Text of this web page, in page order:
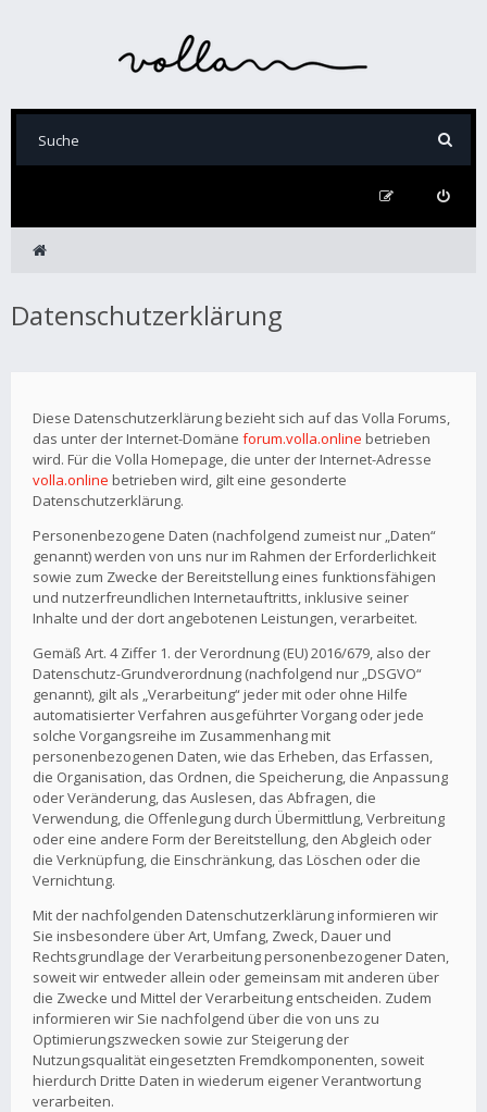
Datenschutzerklärung
Diese Datenschutzerklärung bezieht sich auf das Volla Forums,
das unter der Internet-Domäne forum.volla.online betrieben
wird. Für die Volla Homepage, die unter der Internet-Adresse
volla.online betrieben wird, gilt eine gesonderte
Datenschutzerklärung.
Personenbezogene Daten (nachfolgend zumeist nur „Daten“
genannt) werden von uns nur im Rahmen der Erforderlichkeit
sowie zum Zwecke der Bereitstellung eines funktionsfähigen
und nutzerfreundlichen Internetauftritts, inklusive seiner
Inhalte und der dort angebotenen Leistungen, verarbeitet.
Gemäß Art. 4 Ziffer 1. der Verordnung (EU) 2016/679, also der
Datenschutz-Grundverordnung (nachfolgend nur „DSGVO“
genannt), gilt als „Verarbeitung“ jeder mit oder ohne Hilfe
automatisierter Verfahren ausgeführter Vorgang oder jede
solche Vorgangsreihe im Zusammenhang mit
personenbezogenen Daten, wie das Erheben, das Erfassen,
die Organisation, das Ordnen, die Speicherung, die Anpassung
oder Veränderung, das Auslesen, das Abfragen, die
Verwendung, die Offenlegung durch Übermittlung, Verbreitung
oder eine andere Form der Bereitstellung, den Abgleich oder
die Verknüpfung, die Einschränkung, das Löschen oder die
Vernichtung.
Mit der nachfolgenden Datenschutzerklärung informieren wir
Sie insbesondere über Art, Umfang, Zweck, Dauer und
Rechtsgrundlage der Verarbeitung personenbezogener Daten,
soweit wir entweder allein oder gemeinsam mit anderen über
die Zwecke und Mittel der Verarbeitung entscheiden. Zudem
informieren wir Sie nachfolgend über die von uns zu
Optimierungszwecken sowie zur Steigerung der
Nutzungsqualität eingesetzten Fremdkomponenten, soweit
hierdurch Dritte Daten in wiederum eigener Verantwortung
verarbeiten.